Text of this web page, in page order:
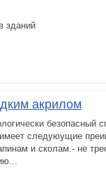
зданий
акрилом
безопасный
следуюущие
и сколам.- не